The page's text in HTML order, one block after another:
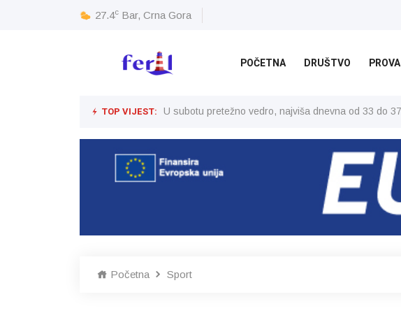
27.4c Bar, Crna Gora
POČETNA DRUŠTVO PROVA
TOP VIJEST: U subotu pretežno vedro, najviša dnevna od 33 do
Početna Sport